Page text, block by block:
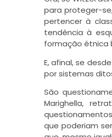
para proteger-
pertencer à
tendência à
formação étnica
E, afinal, se
por sistemas
São
Marighella,
que poderiam